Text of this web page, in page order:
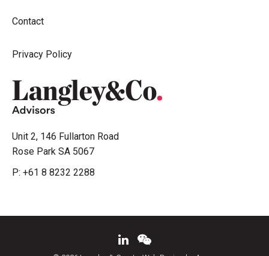
Contact
Privacy Policy
Unit 2, 146 Fullarton Road
Rose Park SA 5067
P: +61 8 8232 2288